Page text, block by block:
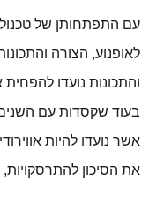
עם התפתחותן של
לאופנוע, הצורה
והתכונות נועדו
בעוד שקסדות עם השנים
אשר נועדו להיות
את הסיכון להתרסקויות,